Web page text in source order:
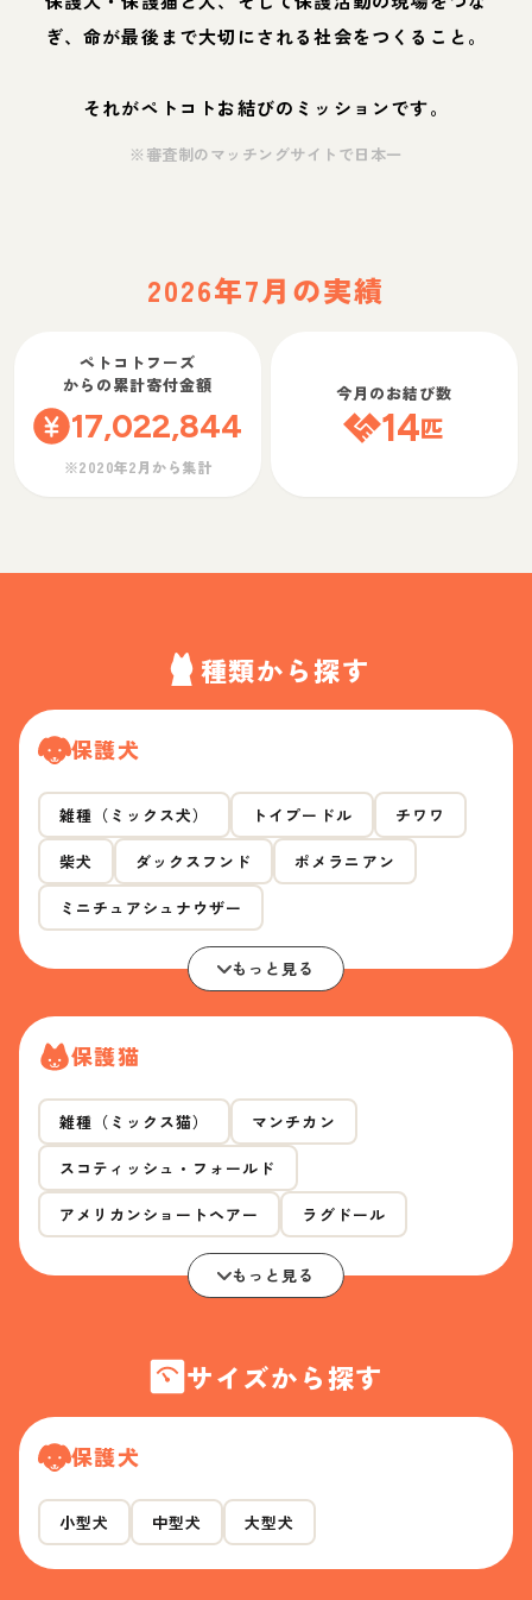
ぎ、命が最後まで大切にされる社会をつくること。
それがペトコトお結びのミッションです。
※審査制のマッチングサイトで日本一
2026年7月の実績
ペトコトフーズ
からの累計寄付金額
17,022,844
※2020年2月から集計
今月のお結び数
14匹
種類から探す
保護犬
雑種（ミックス犬） トイプードル チワワ
柴犬 ダックスフンド ポメラニアン
ミニチュアシュナウザー
もっと見る
保護猫
雑種（ミックス猫） マンチカン
スコティッシュ・フォールド
アメリカンショートヘアー ラグドール
もっと見る
サイズから探す
保護犬
小型犬 中型犬 大型犬